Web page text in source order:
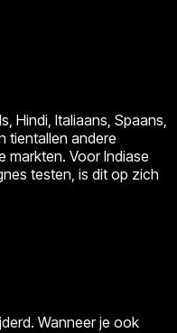
Hindi, Italiaans, Spaans,
tientallen andere
markten. Voor Indiase
testen, is dit op zich
Wanneer je ook